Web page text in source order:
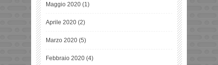
Maggio 2020 (1)
Aprile 2020 (2)
Marzo 2020 (5)
Febbraio 2020 (4)